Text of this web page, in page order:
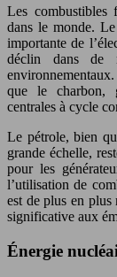
Les combustibles
dans le monde.
importante de
déclin dans de
que le charbon,
centrales à cycle
Le pétrole, bien
grande échelle,
pour les
l’utilisation de
est de plus en
significative aux
Énergie